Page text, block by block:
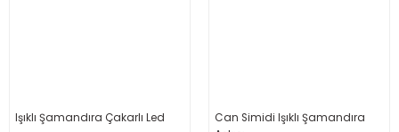
Işıklı Şamandıra Çakarlı Led
Can Simidi Işıklı Şamandıra